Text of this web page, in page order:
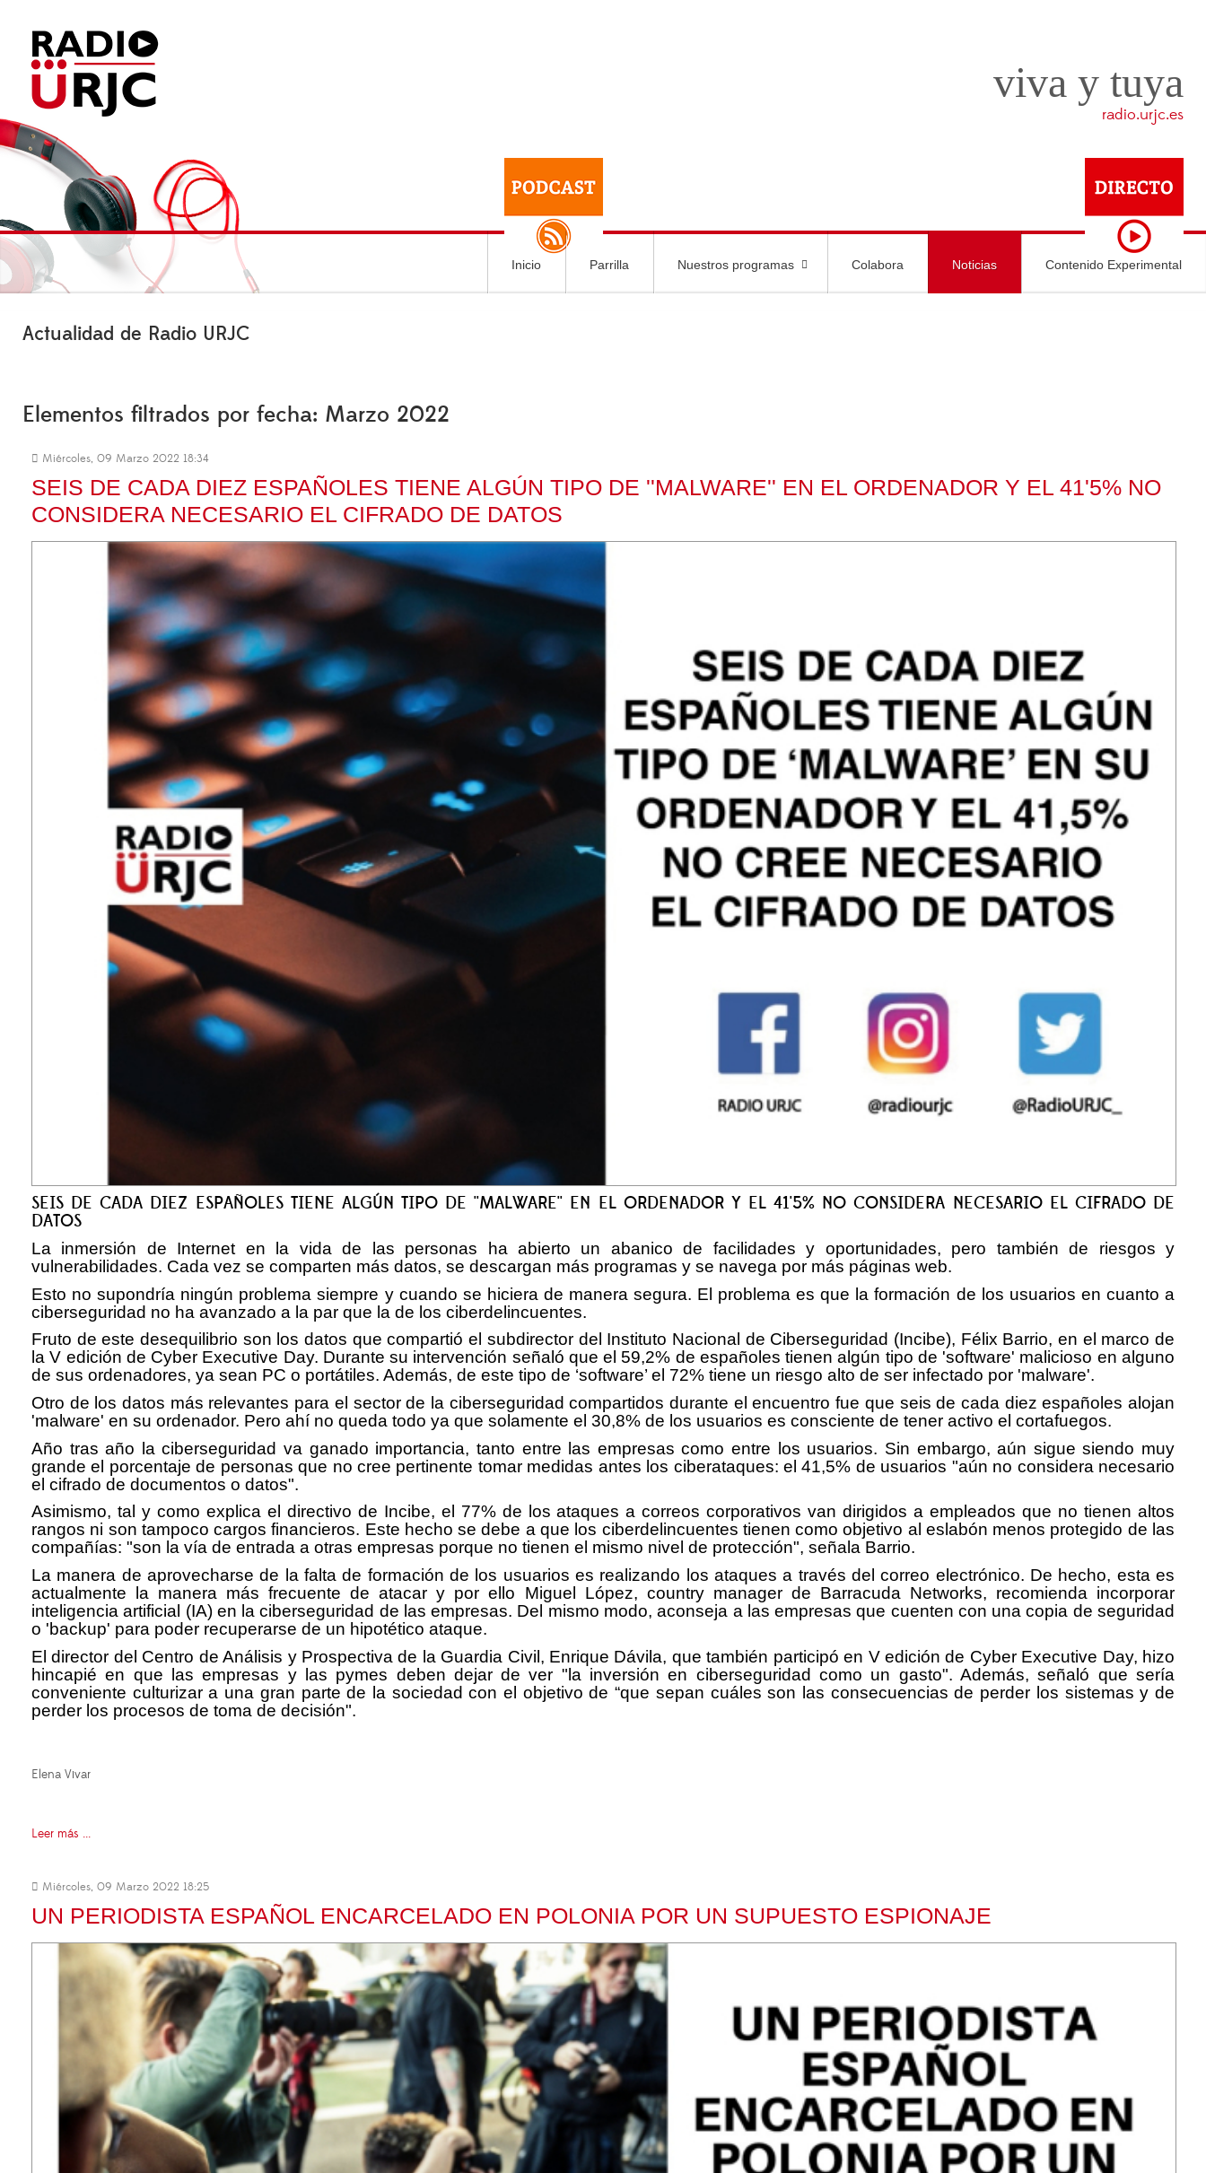
viva y tuya
radio.urjc.es
Inicio Parrilla Nuestros programas Colabora Noticias Contenido Experimental
Actualidad de Radio URJC
Elementos filtrados por fecha: Marzo 2022
Miércoles, 09 Marzo 2022 18:34
SEIS DE CADA DIEZ ESPAÑOLES TIENE ALGÚN TIPO DE ''MALWARE'' EN EL ORDENADOR Y EL 41'5% NO
CONSIDERA NECESARIO EL CIFRADO DE DATOS
SEIS DE CADA DIEZ ESPAÑOLES TIENE ALGÚN TIPO DE ''MALWARE'' EN EL ORDENADOR Y EL 41'5% NO CONSIDERA NECESARIO EL CIFRADO DE
DATOS
La inmersión de Internet en la vida de las personas ha abierto un abanico de facilidades y oportunidades, pero también de riesgos y
vulnerabilidades. Cada vez se comparten más datos, se descargan más programas y se navega por más páginas web.
Esto no supondría ningún problema siempre y cuando se hiciera de manera segura. El problema es que la formación de los usuarios en cuanto a
ciberseguridad no ha avanzado a la par que la de los ciberdelincuentes.
Fruto de este desequilibrio son los datos que compartió el subdirector del Instituto Nacional de Ciberseguridad (Incibe), Félix Barrio, en el marco de
la V edición de Cyber Executive Day. Durante su intervención señaló que el 59,2% de españoles tienen algún tipo de 'software' malicioso en alguno
de sus ordenadores, ya sean PC o portátiles. Además, de este tipo de ‘software’ el 72% tiene un riesgo alto de ser infectado por 'malware'.
Otro de los datos más relevantes para el sector de la ciberseguridad compartidos durante el encuentro fue que seis de cada diez españoles alojan
'malware' en su ordenador. Pero ahí no queda todo ya que solamente el 30,8% de los usuarios es consciente de tener activo el cortafuegos.
Año tras año la ciberseguridad va ganado importancia, tanto entre las empresas como entre los usuarios. Sin embargo, aún sigue siendo muy
grande el porcentaje de personas que no cree pertinente tomar medidas antes los ciberataques: el 41,5% de usuarios "aún no considera necesario
el cifrado de documentos o datos".
Asimismo, tal y como explica el directivo de Incibe, el 77% de los ataques a correos corporativos van dirigidos a empleados que no tienen altos
rangos ni son tampoco cargos financieros. Este hecho se debe a que los ciberdelincuentes tienen como objetivo al eslabón menos protegido de las
compañías: "son la vía de entrada a otras empresas porque no tienen el mismo nivel de protección", señala Barrio.
La manera de aprovecharse de la falta de formación de los usuarios es realizando los ataques a través del correo electrónico. De hecho, esta es
actualmente la manera más frecuente de atacar y por ello Miguel López, country manager de Barracuda Networks, recomienda incorporar
inteligencia artificial (IA) en la ciberseguridad de las empresas. Del mismo modo, aconseja a las empresas que cuenten con una copia de seguridad
o 'backup' para poder recuperarse de un hipotético ataque.
El director del Centro de Análisis y Prospectiva de la Guardia Civil, Enrique Dávila, que también participó en V edición de Cyber Executive Day, hizo
hincapié en que las empresas y las pymes deben dejar de ver "la inversión en ciberseguridad como un gasto". Además, señaló que sería
conveniente culturizar a una gran parte de la sociedad con el objetivo de “que sepan cuáles son las consecuencias de perder los sistemas y de
perder los procesos de toma de decisión".
Elena Vivar
Leer más ...
Miércoles, 09 Marzo 2022 18:25
UN PERIODISTA ESPAÑOL ENCARCELADO EN POLONIA POR UN SUPUESTO ESPIONAJE